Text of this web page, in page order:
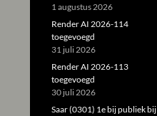
1 augustus 2026
Render AI 2026-114
toegevoegd
31 juli 2026
Render AI 2026-113
toegevoegd
30 juli 2026
Saar (0301) 1e bij publiek bij